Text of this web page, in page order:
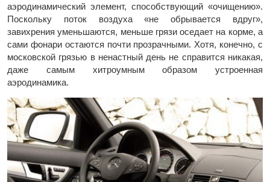
аэродинамический элемент, способствующий «очищению».
Поскольку поток воздуха «не обрывается вдруг»,
завихрения уменьшаются, меньше грязи оседает на корме, а
сами фонари остаются почти прозрачными. Хотя, конечно, с
московской грязью в ненастный день не справится никакая,
даже самым хитроумным образом устроенная
аэродинамика.